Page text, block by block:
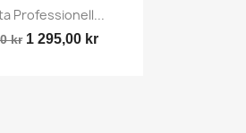
Snabbvy
Professionell...
kr 1 295,00 kr